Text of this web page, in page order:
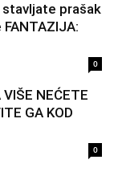
stavljate prašak
0
NEĆETE
GA KOD
0